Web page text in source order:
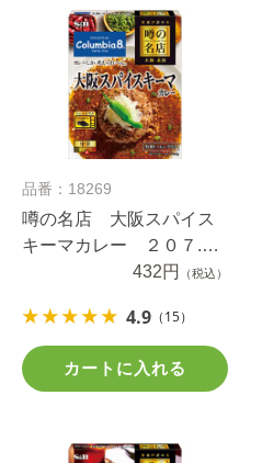
品番：18269
噂の名店 大阪スパイス
キーマカレー ２０７.８
432円 （税込）
4.9 （15）
カートに入れる